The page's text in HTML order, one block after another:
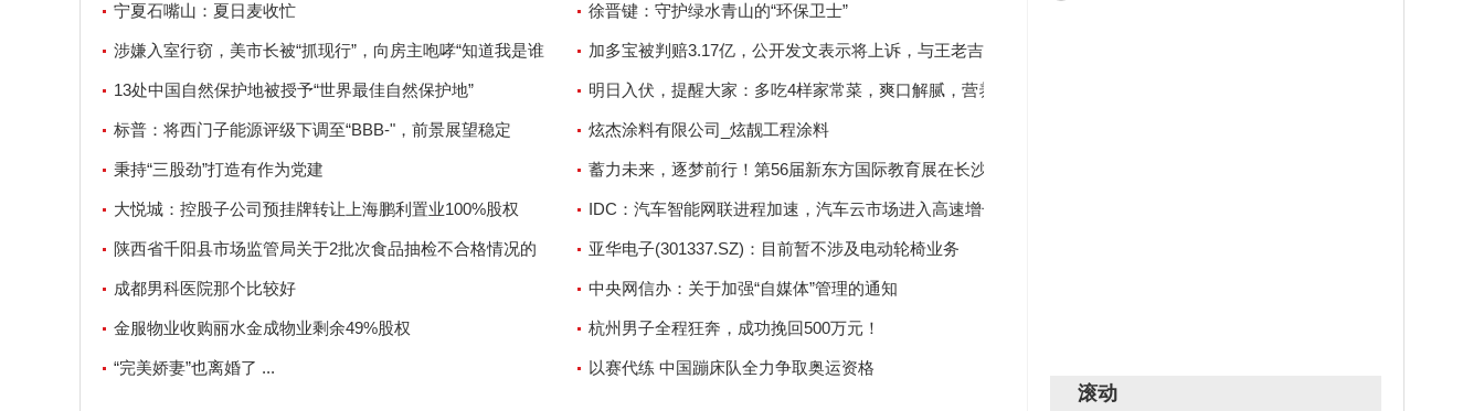
宁夏石嘴山：夏日麦收忙 徐晋键：守护绿水青山的“环保卫士”
涉嫌入室行窃，美市长被“抓现行”，向房主咆哮“知道我是谁
吗？”
加多宝被判赔3.17亿，公开发文表示将上诉，与王老吉凉茶
之争还未结束
13处中国自然保护地被授予“世界最佳自然保护地” 明日入伏，提醒大家：多吃4样家常菜，爽口解腻，营养好
吃不上火
标普：将西门子能源评级下调至“BBB-"，前景展望稳定 炫杰涂料有限公司_炫靓工程涂料
秉持“三股劲”打造有作为党建 蓄力未来，逐梦前行！第56届新东方国际教育展在长沙落
幕
大悦城：控股子公司预挂牌转让上海鹏利置业100%股权 IDC：汽车智能网联进程加速，汽车云市场进入高速增长期
陕西省千阳县市场监管局关于2批次食品抽检不合格情况的
通告（2023年第02号）
亚华电子(301337.SZ)：目前暂不涉及电动轮椅业务
成都男科医院那个比较好 中央网信办：关于加强“自媒体”管理的通知
金服物业收购丽水金成物业剩余49%股权 杭州男子全程狂奔，成功挽回500万元！
“完美娇妻”也离婚了 ... 以赛代练 中国蹦床队全力争取奥运资格
滚动